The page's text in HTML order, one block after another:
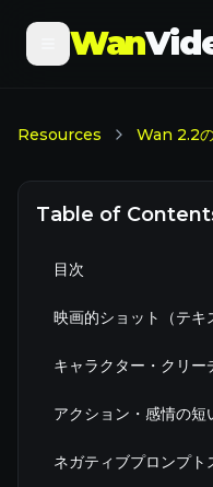
Wan
Resources Wan 2.2
Table of
目次
映画的ショット（テキ
キャラクター・クリー
アクション・感情の短
ネガティブプロンプト